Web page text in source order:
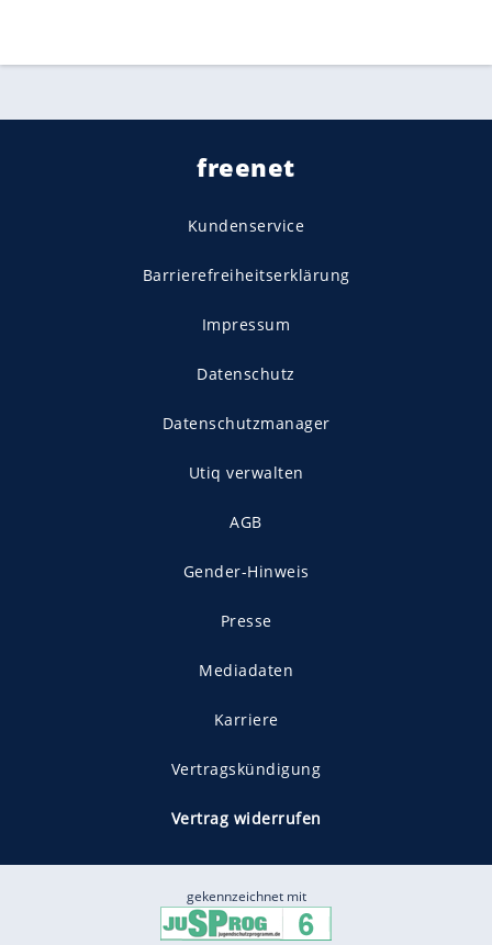
freenet
Kundenservice
Barrierefreiheitserklärung
Impressum
Datenschutz
Datenschutzmanager
Utiq verwalten
AGB
Gender-Hinweis
Presse
Mediadaten
Karriere
Vertragskündigung
Vertrag widerrufen
gekennzeichnet mit